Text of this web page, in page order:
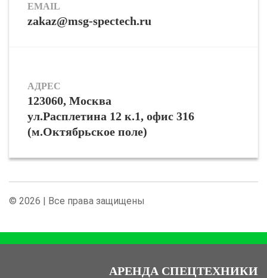
EMAIL
zakaz@msg-spectech.ru
АДРЕС
123060, Москва
ул.Расплетина 12 к.1, офис 316
(м.Октябрьское поле)
© 2026 | Все права защищены
АРЕНДА СПЕЦТЕХНИКИ